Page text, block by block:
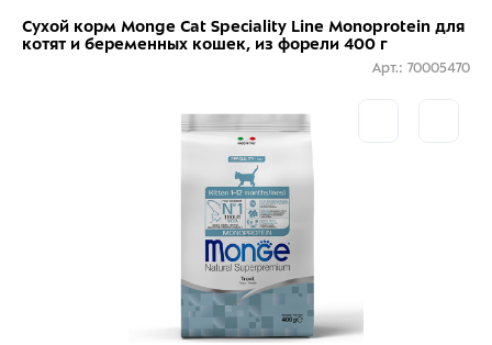
Сухой корм Monge Cat Speciality Line Monoprotein для
котят и беременных кошек, из форели 400 г
Арт.: 70005470